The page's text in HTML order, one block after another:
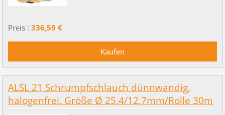
Preis : 336,59 €
ALSL 21 Schrumpfschlauch dünnwandig,
halogenfrei, Größe Ø 25,4/12,7mm/Rolle 30m